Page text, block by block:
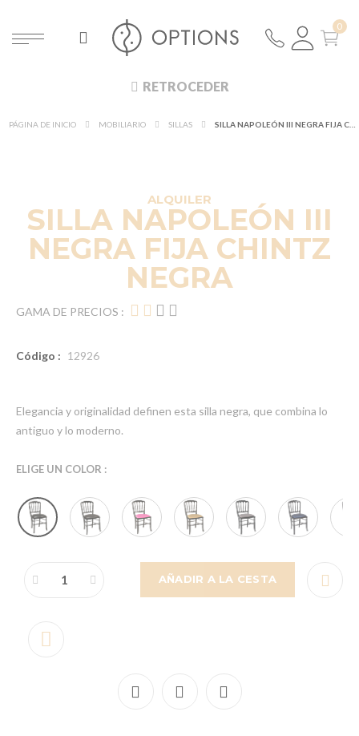
RETROCEDER
PÁGINA DE INICIO MOBILIARIO SILLAS SILLA NAPOLEÓN III NEGRA FIJA CHINTZ NEGRA
ALQUILER
SILLA NAPOLEÓN III
NEGRA FIJA CHINTZ
NEGRA
GAMA DE PRECIOS :
Código : 12926
Elegancia y originalidad definen esta silla negra, que combina lo
antiguo y lo moderno.
ELIGE UN COLOR :
AÑADIR A LA CESTA